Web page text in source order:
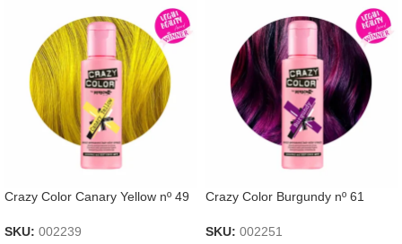
Crazy Color Canary Yellow nº 49
SKU: 002239
Crazy Color Burgundy nº 61
SKU: 002251